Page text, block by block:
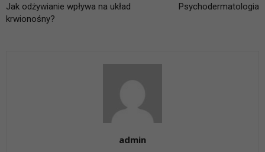
Jak odżywianie wpływa na układ
krwionośny?
Psychodermatologia
admin